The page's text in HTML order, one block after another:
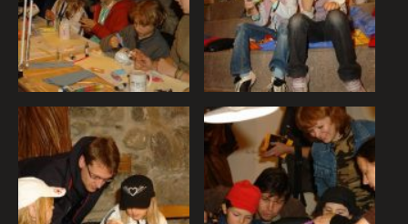
umožňujú základné funkcie, ako je navigácia na stránke a
prístup k zabezpečeným oblastiam webovej stránky. Bez
týchto súborov cookie nemôže web správne fungovať.
Analytické cookies
Analytické cookies pomáhajú prevádzkovateľovi stránok
pochopiť, ako návštevníci stránok stránku používajú, aby
mohol stránky optimalizovať a ponúknuť im lepšiu
skúsenosť. Všetky dáta sa zbierajú anonymne a nie je
možné ich spojiť s konkrétnou osobou.